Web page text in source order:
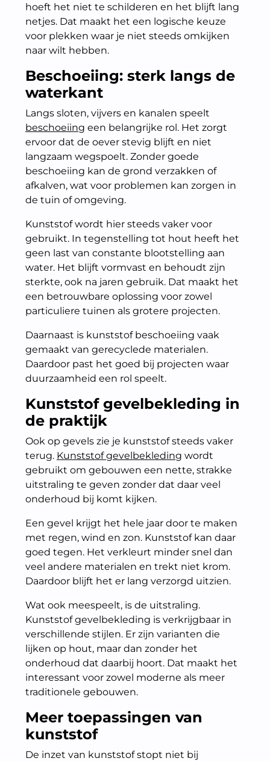
hoeft het niet te schilderen en het blijft lang
netjes. Dat maakt het een logische keuze
voor plekken waar je niet steeds omkijken
naar wilt hebben.
Beschoeiing: sterk langs de
waterkant
Langs sloten, vijvers en kanalen speelt
beschoeiing een belangrijke rol. Het zorgt
ervoor dat de oever stevig blijft en niet
langzaam wegspoelt. Zonder goede
beschoeiing kan de grond verzakken of
afkalven, wat voor problemen kan zorgen in
de tuin of omgeving.
Kunststof wordt hier steeds vaker voor
gebruikt. In tegenstelling tot hout heeft het
geen last van constante blootstelling aan
water. Het blijft vormvast en behoudt zijn
sterkte, ook na jaren gebruik. Dat maakt het
een betrouwbare oplossing voor zowel
particuliere tuinen als grotere projecten.
Daarnaast is kunststof beschoeiing vaak
gemaakt van gerecyclede materialen.
Daardoor past het goed bij projecten waar
duurzaamheid een rol speelt.
Kunststof gevelbekleding in
de praktijk
Ook op gevels zie je kunststof steeds vaker
terug. Kunststof gevelbekleding wordt
gebruikt om gebouwen een nette, strakke
uitstraling te geven zonder dat daar veel
onderhoud bij komt kijken.
Een gevel krijgt het hele jaar door te maken
met regen, wind en zon. Kunststof kan daar
goed tegen. Het verkleurt minder snel dan
veel andere materialen en trekt niet krom.
Daardoor blijft het er lang verzorgd uitzien.
Wat ook meespeelt, is de uitstraling.
Kunststof gevelbekleding is verkrijgbaar in
verschillende stijlen. Er zijn varianten die
lijken op hout, maar dan zonder het
onderhoud dat daarbij hoort. Dat maakt het
interessant voor zowel moderne als meer
traditionele gebouwen.
Meer toepassingen van
kunststof
De inzet van kunststof stopt niet bij